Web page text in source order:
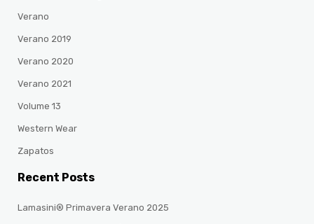
Verano
Verano 2019
Verano 2020
Verano 2021
Volume 13
Western Wear
Zapatos
Recent Posts
Lamasini® Primavera Verano 2025